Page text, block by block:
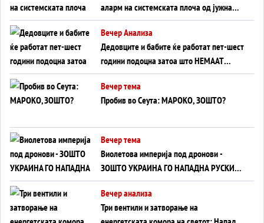
аларм на системската плоча од јужна
Германија до Црното Море...
Вечер Анализа
Дедовците и бабите ќе работат пет-шест
години подоцна затоа што НЕМААТ
ВНУЦИ ДА ГИ ЗАМЕНАТ
Вечер тема
Пробив во Сеута: МАРОКО, ЗОШТО?
Вечер тема
Виолетова империја под дронови -
ЗОШТО УКРАИНА ГО НАПАДНА РУСКИОТ
WILDBERRIES
Вечер анализа
Три вентили и затворање на